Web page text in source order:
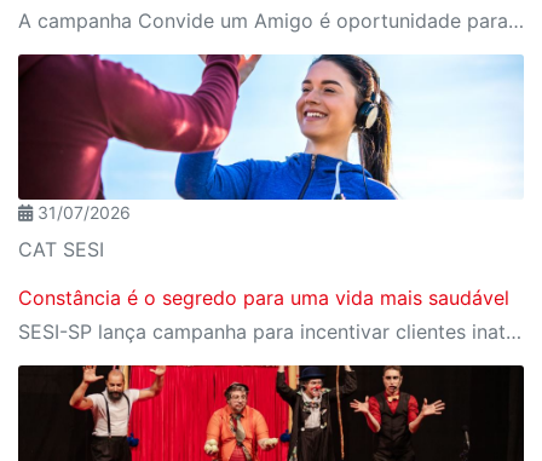
A campanha Convide um Amigo é oportunidade para reunir amigos para aproveitar juntos toda estrutura do Sesi. Os benefícios para clientes e convidados estão no regulamento
31/07/2026
CAT SESI
Constância é o segredo para uma vida mais saudável
SESI-SP lança campanha para incentivar clientes inativos a retomarem a prática de atividades físicas, esporte e lazer com benefícios exclusivos